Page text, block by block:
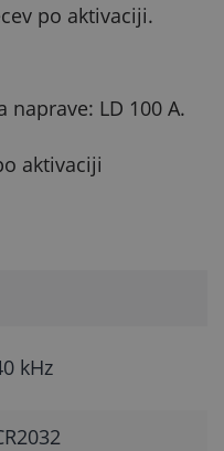
po aktivaciji.
naprave: LD 100 A.
aktivaciji
kHz